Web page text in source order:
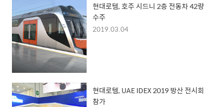
현대로템, 호주 시드니 2층 전동차 42량
수주
2019.03.04
현대로템, UAE IDEX 2019 방산 전시회
참가